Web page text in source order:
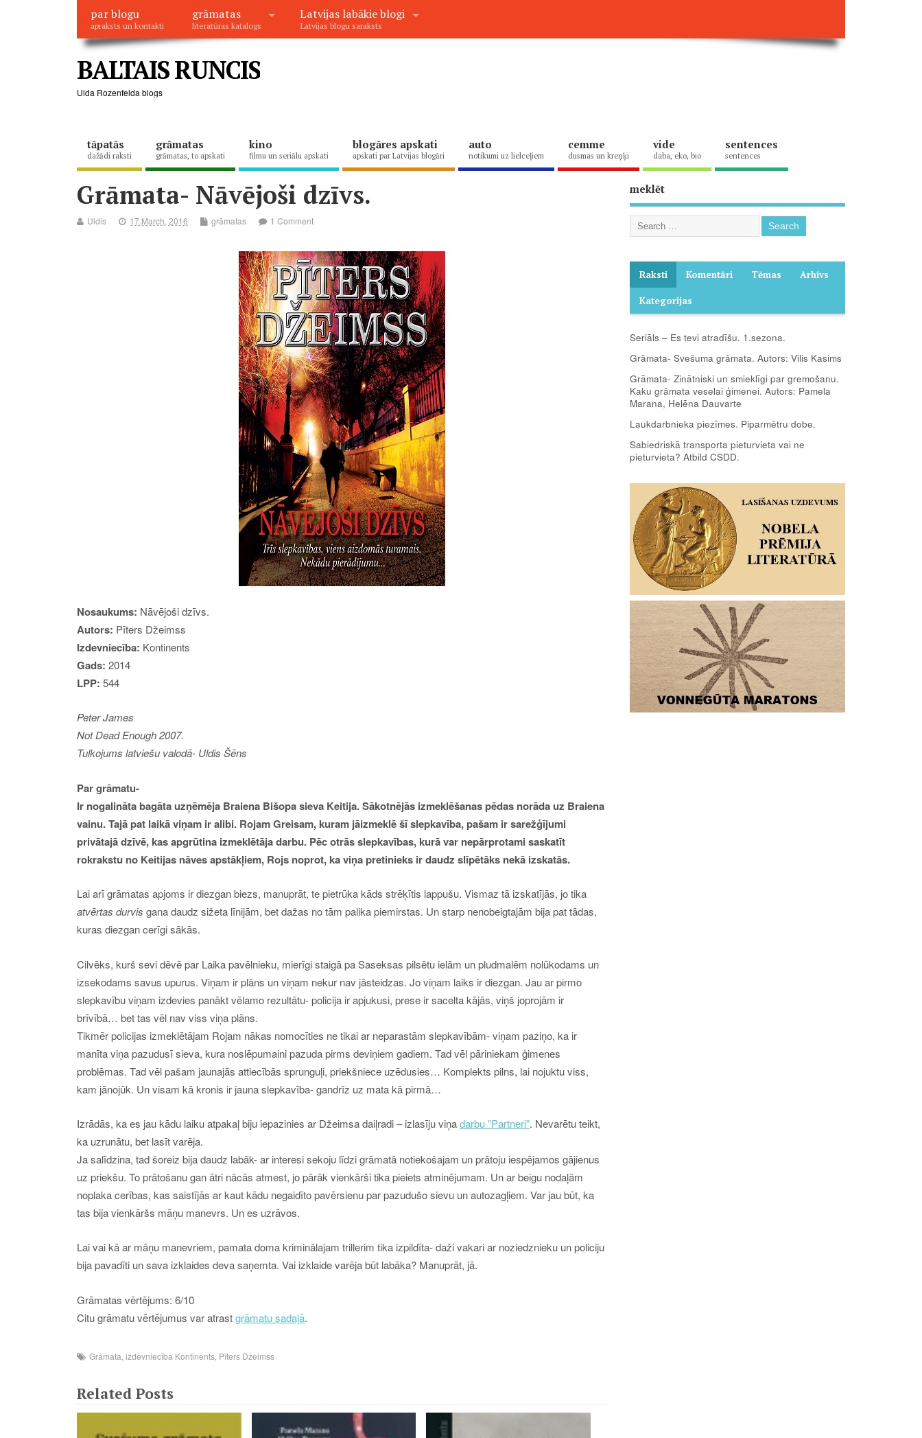
par blogu
apraksts un kontakti
grāmatas
literatūras katalogs
Latvijas labākie blogi
Latvijas blogu saraksts
BALTAIS RUNCIS
Ulda Rozenfelda blogs
tāpatās
dažādi raksti
grāmatas
grāmatas, to apskati
kino
filmu un seriālu apskati
blogāres apskati
apskati par Latvijas blogāri
auto
notikumi uz lielceļiem
cemme
dusmas un kreņķi
vide
daba, eko, bio
sentences
sentences
Grāmata- Nāvējoši dzīvs.
Uldis 17.March, 2016 grāmatas 1 Comment
Nosaukums: Nāvējoši dzīvs.
Autors: Pīters Džeimss
Izdevniecība: Kontinents
Gads: 2014
LPP: 544
Peter James
Not Dead Enough 2007.
Tulkojums latviešu valodā- Uldis Šēns
Par grāmatu-
Ir nogalināta bagāta uzņēmēja Braiena Bišopa sieva Keitija. Sākotnējās izmeklēšanas pēdas norāda uz Braiena
vainu. Tajā pat laikā viņam ir alibi. Rojam Greisam, kuram jāizmeklē šī slepkavība, pašam ir sarežģījumi
privātajā dzīvē, kas apgrūtina izmeklētāja darbu. Pēc otrās slepkavības, kurā var nepārprotami saskatīt
rokrakstu no Keitijas nāves apstākļiem, Rojs noprot, ka viņa pretinieks ir daudz slīpētāks nekā izskatās.
Lai arī grāmatas apjoms ir diezgan biezs, manuprāt, te pietrūka kāds strēķītis lappušu. Vismaz tā izskatījās, jo tika
atvērtas durvis gana daudz sižeta līnijām, bet dažas no tām palika piemirstas. Un starp nenobeigtajām bija pat tādas,
kuras diezgan cerīgi sākās.
Cilvēks, kurš sevi dēvē par Laika pavēlnieku, mierīgi staigā pa Saseksas pilsētu ielām un pludmalēm nolūkodams un
izsekodams savus upurus. Viņam ir plāns un viņam nekur nav jāsteidzas. Jo viņam laiks ir diezgan. Jau ar pirmo
slepkavību viņam izdevies panākt vēlamo rezultātu- policija ir apjukusi, prese ir sacelta kājās, viņš joprojām ir
brīvībā… bet tas vēl nav viss viņa plāns.
Tikmēr policijas izmeklētājam Rojam nākas nomocīties ne tikai ar neparastām slepkavībām- viņam paziņo, ka ir
manīta viņa pazudusī sieva, kura noslēpumaini pazuda pirms deviņiem gadiem. Tad vēl pāriniekam ģimenes
problēmas. Tad vēl pašam jaunajās attiecībās sprunguļi, priekšniece uzēdusies… Komplekts pilns, lai nojuktu viss,
kam jānojūk. Un visam kā kronis ir jauna slepkavība- gandrīz uz mata kā pirmā…
Izrādās, ka es jau kādu laiku atpakaļ biju iepazinies ar Džeimsa daiļradi – izlasīju viņadarbu ”Partneri”. Nevarētu teikt,
ka uzrunātu, bet lasīt varēja.
Ja salīdzina, tad šoreiz bija daudz labāk- ar interesi sekoju līdzi grāmatā notiekošajam un prātoju iespējamos gājienus
uz priekšu. To prātošanu gan ātri nācās atmest, jo pārāk vienkārši tika pieiets atminējumam. Un ar beigu nodaļām
noplaka cerības, kas saistījās ar kaut kādu negaidīto pavērsienu par pazudušo sievu un autozagļiem. Var jau būt, ka
tas bija vienkāršs māņu manevrs. Un es uzrāvos.
Lai vai kā ar māņu manevriem, pamata doma kriminālajam trillerim tika izpildīta- daži vakari ar noziedznieku un policiju
bija pavadīti un sava izklaides deva saņemta. Vai izklaide varēja būt labāka? Manuprāt, jā.
Grāmatas vērtējums: 6/10
Citu grāmatu vērtējumus var atrastgrāmatu sadaļā.
Grāmata izdevniecība Kontinents Pīters Džeimss
Related Posts
meklēt
Raksti Komentāri Tēmas Arhīvs
Kategorijas
Seriāls – Es tevi atradīšu. 1.sezona.
Grāmata- Svešuma grāmata. Autors: Vilis Kasims
Grāmata- Zinātniski un smieklīgi par gremošanu.
Kaku grāmata veselai ģimenei. Autors: Pamela
Marana, Helēna Dauvarte
Laukdarbnieka piezīmes. Piparmētru dobe.
Sabiedriskā transporta pieturvieta vai ne
pieturvieta? Atbild CSDD.